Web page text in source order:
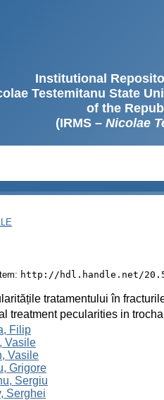
Institutional
Testemitanu State
of the
(IRMS – Nicolae
http://hdl.handle.net/
tratamentului în
treatment pecularities in
Filip
Vasile
Vasile
Grigore
Sergiu
Serghei